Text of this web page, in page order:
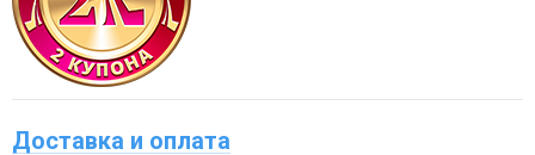
Доставка и оплата